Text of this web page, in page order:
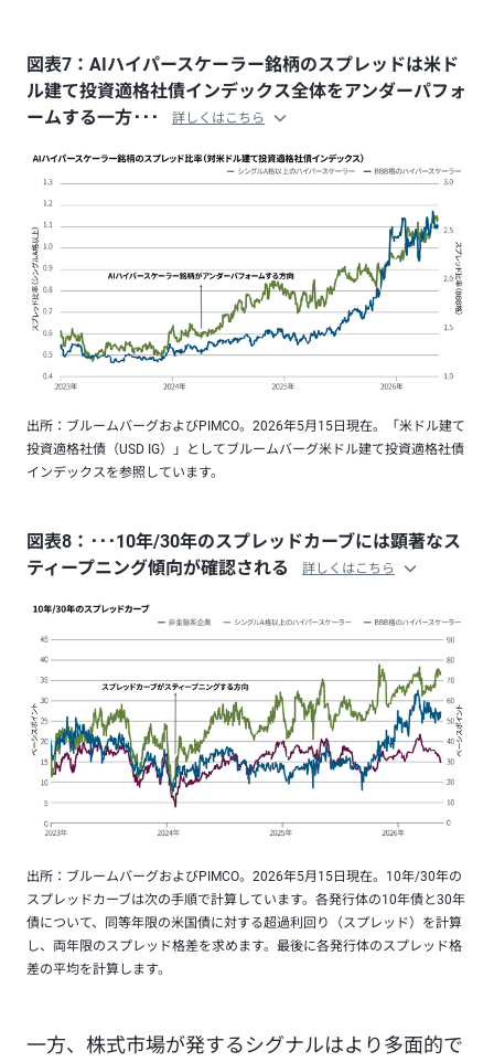
図表7：AIハイパースケーラー銘柄のスプレッドは米ド
ル建て投資適格社債インデックス全体をアンダーパフォ
ームする一方･･･
詳しくはこちら
出所：ブルームバーグおよびPIMCO。2026年5月15日現在。「米ドル建て
投資適格社債（USD IG）」としてブルームバーグ米ドル建て投資適格社債
インデックスを参照しています。
図表8：･･･10年/30年のスプレッドカーブには顕著なス
ティープニング傾向が確認される
詳しくはこちら
出所：ブルームバーグおよびPIMCO。2026年5月15日現在。10年/30年の
スプレッドカーブは次の手順で計算しています。各発行体の10年債と30年
債について、同等年限の米国債に対する超過利回り（スプレッド）を計算
し、両年限のスプレッド格差を求めます。最後に各発行体のスプレッド格
差の平均を計算します。
一方、株式市場が発するシグナルはより多面的で